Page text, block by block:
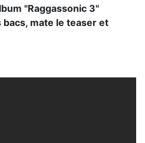
"Raggassonic 3"
mate le teaser et